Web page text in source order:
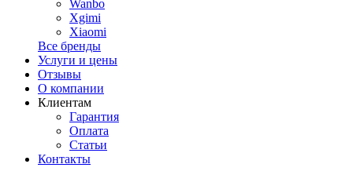
Wanbo
Xgimi
Xiaomi
Все бренды
Услуги и цены
Отзывы
О компании
Клиентам
Гарантия
Оплата
Статьи
Контакты